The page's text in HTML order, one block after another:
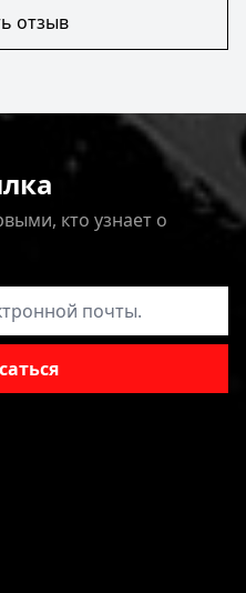
отзыв
кто узнает о